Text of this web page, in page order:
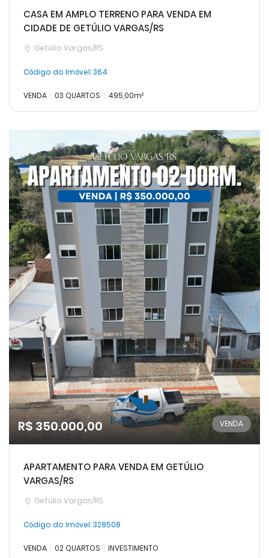
CASA EM AMPLO TERRENO PARA VENDA EM
CIDADE DE GETÚLIO VARGAS/RS
Getúlio Vargas/RS
Código do Imóvel:364
VENDA 03 QUARTOS 495,00m²
R$ 350.000,00 VENDA
APARTAMENTO PARA VENDA EM GETÚLIO
VARGAS/RS
Getúlio Vargas/RS
Código do Imóvel:328508
VENDA 02 QUARTOS INVESTIMENTO